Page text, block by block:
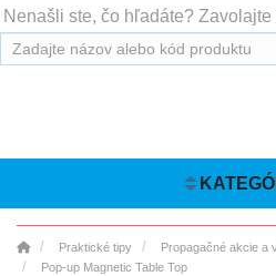
Nenašli ste, čo hľadáte? Zavolajte
Praktické tipy Propagačné akcie a
Pop-up Magnetic Table Top